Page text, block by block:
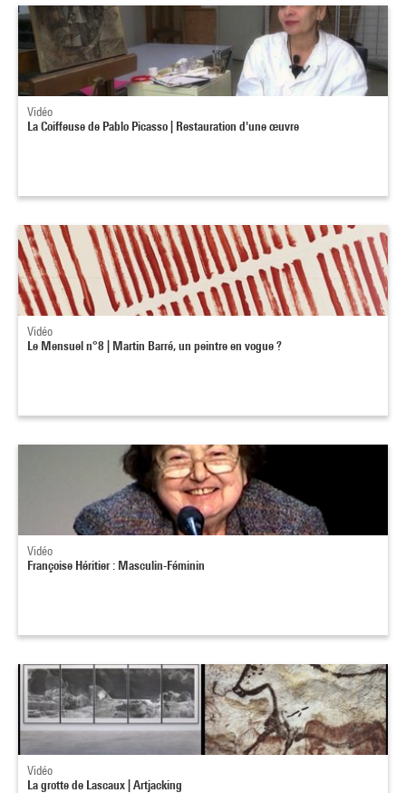
Vidéo
La Coiffeuse de Pablo Picasso | Restauration d'une œuvre
Vidéo
Le Mensuel n°8 | Martin Barré, un peintre en vogue ?
Vidéo
Françoise Héritier : Masculin-Féminin
Vidéo
La grotte de Lascaux | Artjacking